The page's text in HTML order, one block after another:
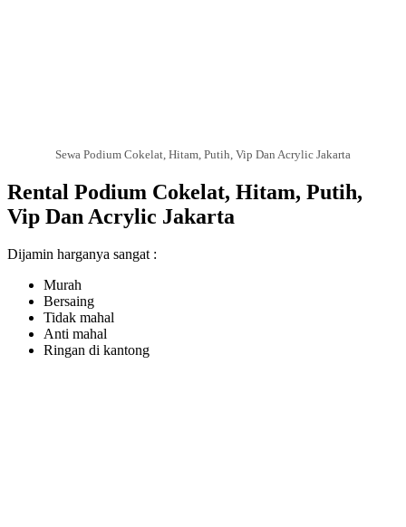
Sewa Podium Cokelat, Hitam, Putih, Vip Dan Acrylic Jakarta
Rental Podium Cokelat, Hitam, Putih,
Vip Dan Acrylic Jakarta
Dijamin harganya sangat :
Murah
Bersaing
Tidak mahal
Anti mahal
Ringan di kantong